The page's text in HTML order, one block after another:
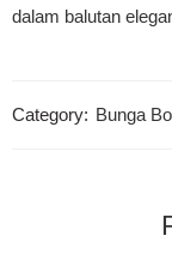
dalam balutan
Category: Bunga